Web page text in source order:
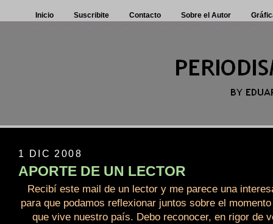
Inicio Suscribite Contacto Sobre el Autor
1 DIC 2008
APORTE DE UN LECTOR
Recibí este mail de un lector y me parece una
para que podamos reflexionar juntos sobre el
que vive nuestro país. Debo reconocer, en rigor de